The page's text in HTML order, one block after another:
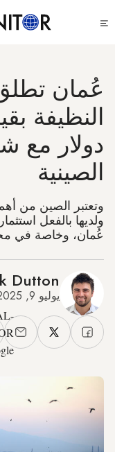
إلى
عُمان
دولار مع
الصينية
وتعتبر الصين من
ولديها بالفعل
عُمان، وخاصة في
Dutton
يوليو 9, 2025